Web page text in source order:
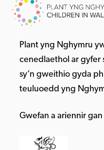
Plant yng Nghymru
cenedlaethol ar gyfer
sy’n gweithio gyda
teuluoedd yng
Gwefan a ariennir